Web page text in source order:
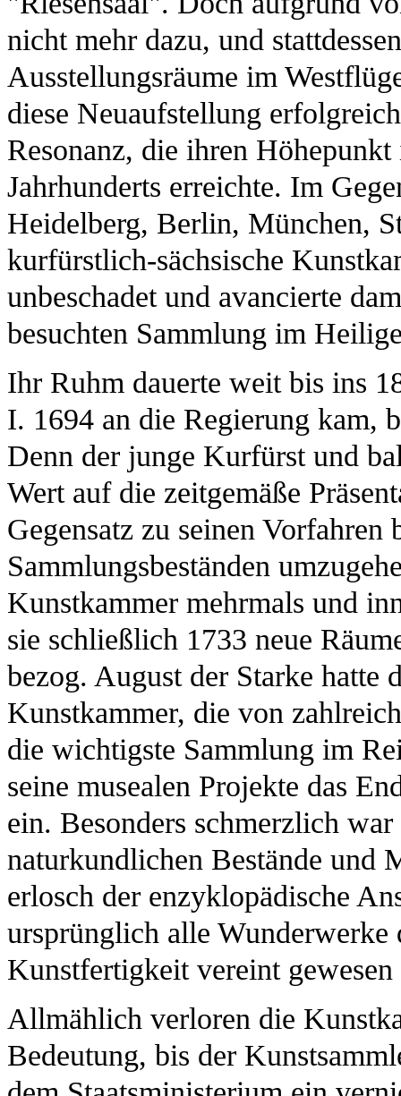
nicht mehr dazu, und
Ausstellungsräume im
diese Neuaufstellung
Resonanz, die ihren
Jahrhunderts erreichte. Im
Heidelberg, Berlin, München,
kurfürstlich-sächsische
unbeschadet und avancierte
besuchten Sammlung im
Ihr Ruhm dauerte weit bis ins
I. 1694 an die Regierung kam,
Denn der junge Kurfürst und
Wert auf die zeitgemäße
Gegensatz zu seinen
Sammlungsbeständen
Kunstkammer mehrmals und
sie schließlich 1733 neue
bezog. August der Starke hatte
Kunstkammer, die von
die wichtigste Sammlung im
seine musealen Projekte das
ein. Besonders schmerzlich
naturkundlichen Bestände und
erlosch der enzyklopädische
ursprünglich alle Wunderwerke
Kunstfertigkeit vereint gewesen
Allmählich verloren die
Bedeutung, bis der